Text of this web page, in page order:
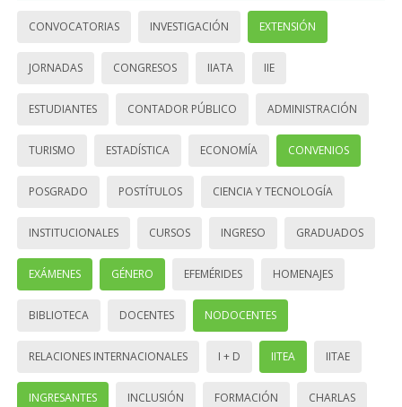
CONVOCATORIAS INVESTIGACIÓN EXTENSIÓN
JORNADAS CONGRESOS IIATA IIE
ESTUDIANTES CONTADOR PÚBLICO ADMINISTRACIÓN
TURISMO ESTADÍSTICA ECONOMÍA CONVENIOS
POSGRADO POSTÍTULOS CIENCIA Y TECNOLOGÍA
INSTITUCIONALES CURSOS INGRESO GRADUADOS
EXÁMENES GÉNERO EFEMÉRIDES HOMENAJES
BIBLIOTECA DOCENTES NODOCENTES
RELACIONES INTERNACIONALES I + D IITEA IITAE
INGRESANTES INCLUSIÓN FORMACIÓN CHARLAS